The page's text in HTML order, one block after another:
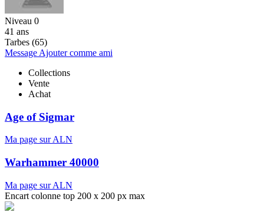
Niveau 0
41 ans
Tarbes (65)
Message Ajouter comme ami
Collections
Vente
Achat
Age of Sigmar
Ma page sur ALN
Warhammer 40000
Ma page sur ALN
Encart colonne top 200 x 200 px max